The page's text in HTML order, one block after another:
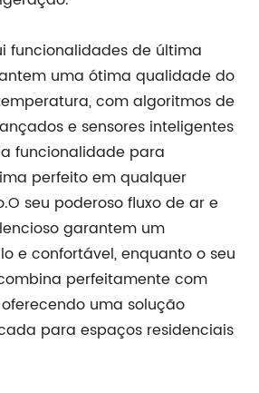
funcionalidades de última
uma ótima qualidade do
com algoritmos de
e sensores inteligentes
funcionalidade para
perfeito em qualquer
seu poderoso fluxo de ar e
garantem um
e confortável, enquanto o seu
perfeitamente com
uma solução
para espaços residenciais